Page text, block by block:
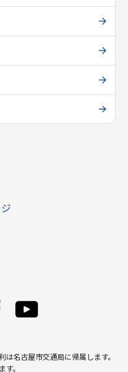
名古屋市交通局に帰属します。
。